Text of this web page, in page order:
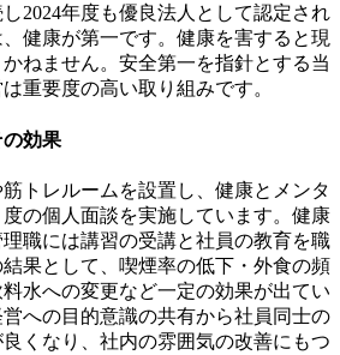
2024年度も優良法人として認定され
健康が第一です。健康を害すると現
ねません。安全第一を指針とする当
重要度の高い取り組みです。
効果
トレルームを設置し、健康とメンタ
の個人面談を実施しています。健康
職には講習の受講と社員の教育を職
果として、喫煙率の低下・外食の頻
水への変更など一定の効果が出てい
への目的意識の共有から社員同士の
くなり、社内の雰囲気の改善にもつ